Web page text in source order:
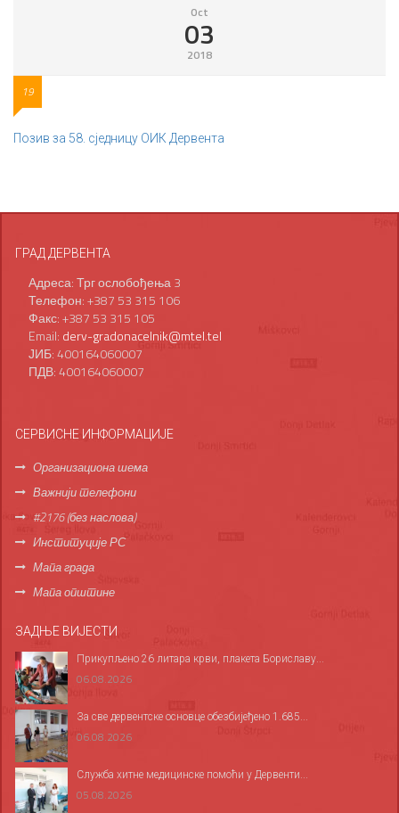
Oct
03
2018
19
Позив за 58. сједницу ОИК Дервента
ГРАД ДЕРВЕНТА
Адреса: Трг ослобођења 3
Телефон: +387 53 315 106
Факс: +387 53 315 105
Email: derv-gradonacelnik@mtel.tel
ЈИБ: 400164060007
ПДВ: 400164060007
СЕРВИСНЕ ИНФОРМАЦИЈЕ
Организациона шема
Важнији телефони
#2176 (без наслова)
Институције РС
Мапа града
Мапа општине
ЗАДЊЕ ВИЈЕСТИ
Прикупљено 26 литара крви, плакета Бориславу...
06.08.2026
За све дервентске основце обезбијеђено 1.685...
06.08.2026
Служба хитне медицинске помоћи у Дервенти...
05.08.2026